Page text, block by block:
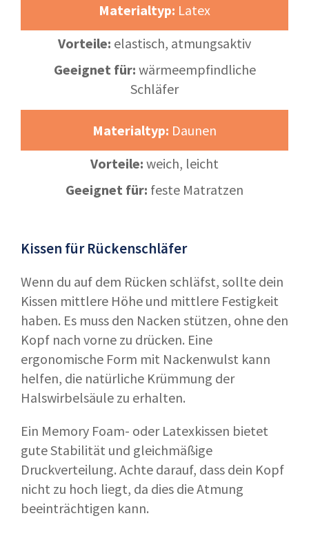
Materialtyp: Latex
Vorteile: elastisch, atmungsaktiv
Geeignet für: wärmeempfindliche
Schläfer
Materialtyp: Daunen
Vorteile: weich, leicht
Geeignet für: feste Matratzen
Kissen für Rückenschläfer
Wenn du auf dem Rücken schläfst, sollte dein
Kissen mittlere Höhe und mittlere Festigkeit
haben. Es muss den Nacken stützen, ohne den
Kopf nach vorne zu drücken. Eine
ergonomische Form mit Nackenwulst kann
helfen, die natürliche Krümmung der
Halswirbelsäule zu erhalten.
Ein Memory Foam- oder Latexkissen bietet
gute Stabilität und gleichmäßige
Druckverteilung. Achte darauf, dass dein Kopf
nicht zu hoch liegt, da dies die Atmung
beeinträchtigen kann.